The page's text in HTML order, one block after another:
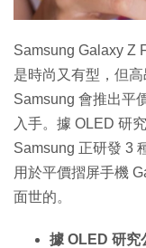
Samsung Galaxy Z
是時尚又有型，但
Samsung 會推出平
入手。據 OLED 研
Samsung 正研發 3
用於平價摺屏手機
面世的。
據 OLED 研究